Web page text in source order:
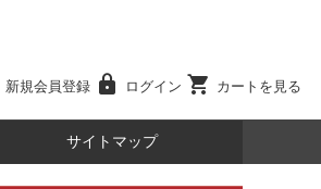
新規会員登録 lock ログイン shopping_cart カートを見る
サイトマップ